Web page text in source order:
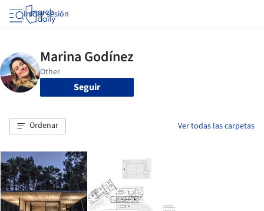
Iniciar sesión
Seguir
Ordenar Ver todas las carpetas